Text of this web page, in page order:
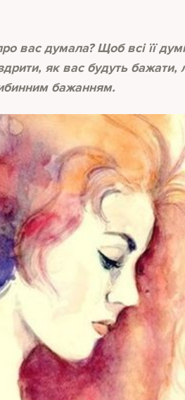
вас думала? Щоб всі її
як вас будуть бажати,
бажанням.